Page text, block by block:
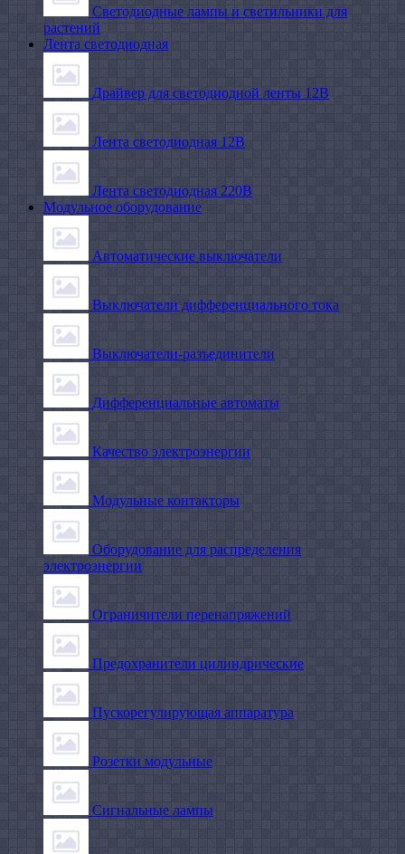
Светодиодные лампы и светильники для
растений
Лента светодиодная
Драйвер для светодиодной ленты 12В
Лента светодиодная 12В
Лента светодиодная 220В
Модульное оборудование
Автоматические выключатели
Выключатели дифференциального тока
Выключатели-разъединители
Дифференциальные автоматы
Качество электроэнергии
Модульные контакторы
Оборудование для распределения
электроэнергии
Ограничители перенапряжений
Предохранители цилиндрические
Пускорегулирующая аппаратура
Розетки модульные
Сигнальные лампы